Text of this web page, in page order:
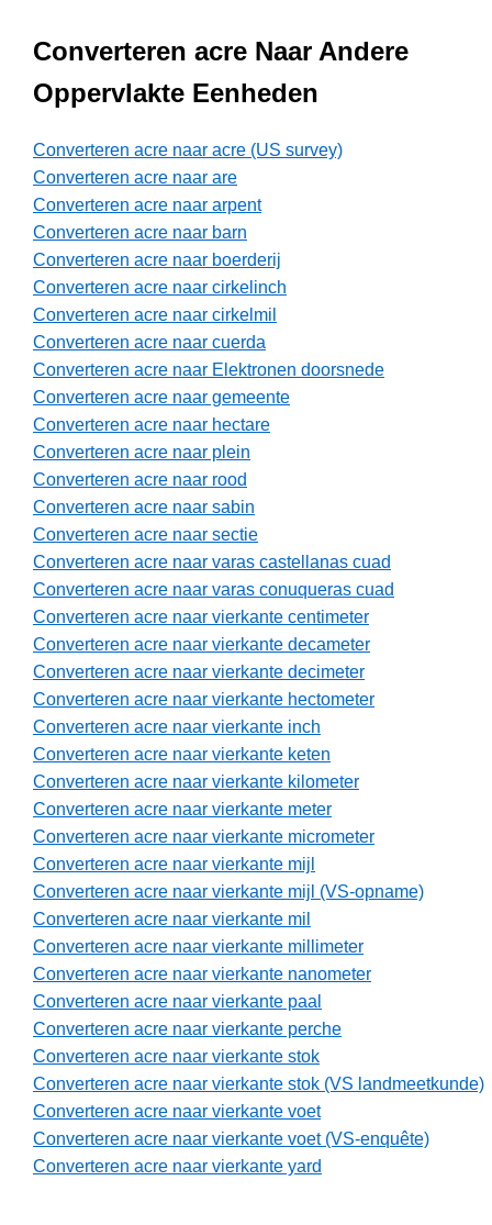
Converteren acre Naar Andere
Oppervlakte Eenheden
Converteren acre naar acre (US survey)
Converteren acre naar are
Converteren acre naar arpent
Converteren acre naar barn
Converteren acre naar boerderij
Converteren acre naar cirkelinch
Converteren acre naar cirkelmil
Converteren acre naar cuerda
Converteren acre naar Elektronen doorsnede
Converteren acre naar gemeente
Converteren acre naar hectare
Converteren acre naar plein
Converteren acre naar rood
Converteren acre naar sabin
Converteren acre naar sectie
Converteren acre naar varas castellanas cuad
Converteren acre naar varas conuqueras cuad
Converteren acre naar vierkante centimeter
Converteren acre naar vierkante decameter
Converteren acre naar vierkante decimeter
Converteren acre naar vierkante hectometer
Converteren acre naar vierkante inch
Converteren acre naar vierkante keten
Converteren acre naar vierkante kilometer
Converteren acre naar vierkante meter
Converteren acre naar vierkante micrometer
Converteren acre naar vierkante mijl
Converteren acre naar vierkante mijl (VS-opname)
Converteren acre naar vierkante mil
Converteren acre naar vierkante millimeter
Converteren acre naar vierkante nanometer
Converteren acre naar vierkante paal
Converteren acre naar vierkante perche
Converteren acre naar vierkante stok
Converteren acre naar vierkante stok (VS landmeetkunde)
Converteren acre naar vierkante voet
Converteren acre naar vierkante voet (VS-enquête)
Converteren acre naar vierkante yard